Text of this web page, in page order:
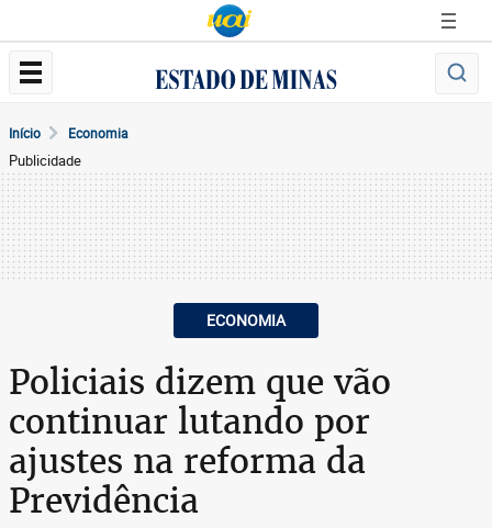
Início Economia
Publicidade
ECONOMIA
Policiais dizem que vão
continuar lutando por
ajustes na reforma da
Previdência